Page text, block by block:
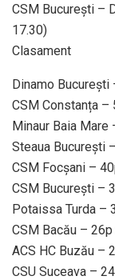
CSM București –
17.30)
Clasament
Dinamo
CSM Constanța
Minaur Baia
Steaua București
CSM Focșani –
CSM București –
Potaissa Turda –
CSM Bacău –
ACS HC Buzău –
CSU Suceava –